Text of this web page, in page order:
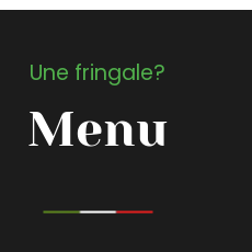
Une fringale?
Menu